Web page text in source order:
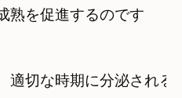
熟を促進するのです
適切な時期に分泌される